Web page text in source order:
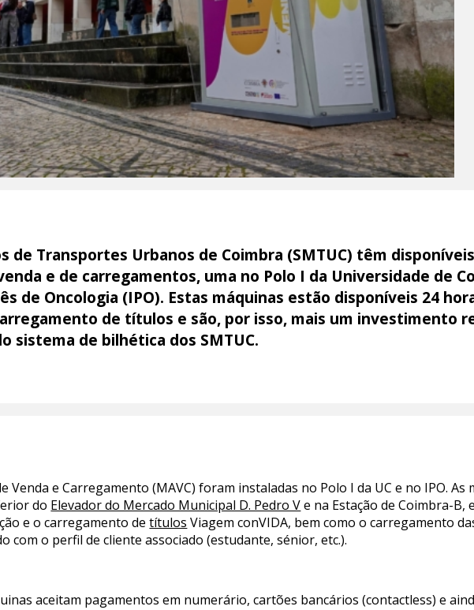
de Transportes Urbanos de Coimbra (SMTUC) têm
e de carregamentos, uma no Polo I da Universidade de
de Oncologia (IPO). Estas máquinas estão disponíveis 24
de títulos e são, por isso, mais um investimento
sistema de bilhética dos SMTUC.
Venda e Carregamento (MAVC) foram instaladas no Polo I da UC e no IPO. As
do Elevador do Mercado Municipal D. Pedro Ve na Estação de Coimbra-B,
e o carregamento detítulos Viagem conVIDA, bem como o carregamento
com o perfil de cliente associado (estudante, sénior, etc.).
aceitam pagamentos em numerário, cartões bancários (contactless) e